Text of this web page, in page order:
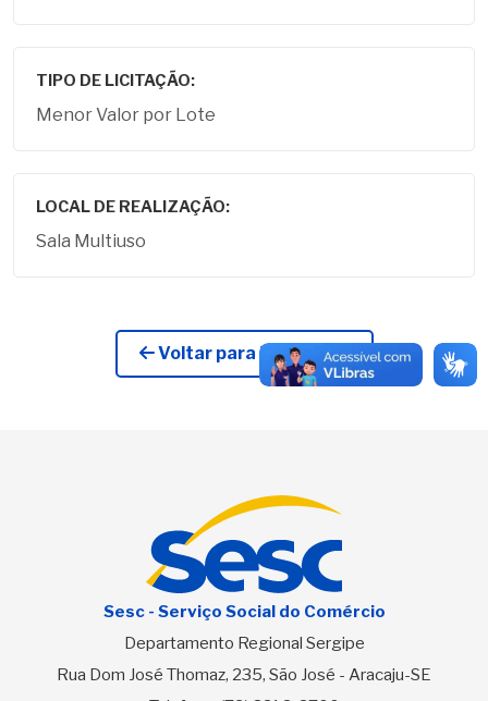
TIPO DE LICITAÇÃO:
Menor Valor por Lote
LOCAL DE REALIZAÇÃO:
Sala Multiuso
Voltar para Licitações
Sesc - Serviço Social do Comércio
Departamento Regional Sergipe
Rua Dom José Thomaz, 235, São José - Aracaju-SE